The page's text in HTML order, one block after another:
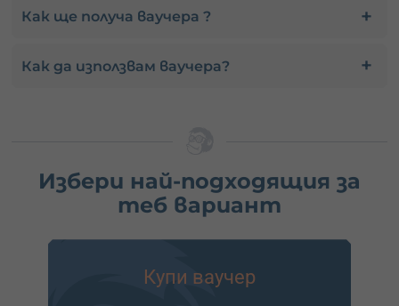
Как ще получа ваучера ?
Как да използвам ваучера?
Избери най-подходящия за
теб вариант
Купи ваучер